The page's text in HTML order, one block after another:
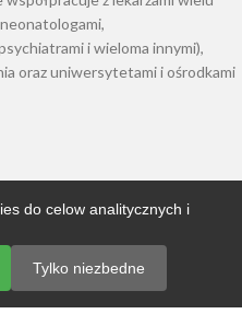
i wieloma innymi),
oraz uniwersytetami i ośrodkami
i otyłością?
do celow analitycznych i
Tylko niezbedne